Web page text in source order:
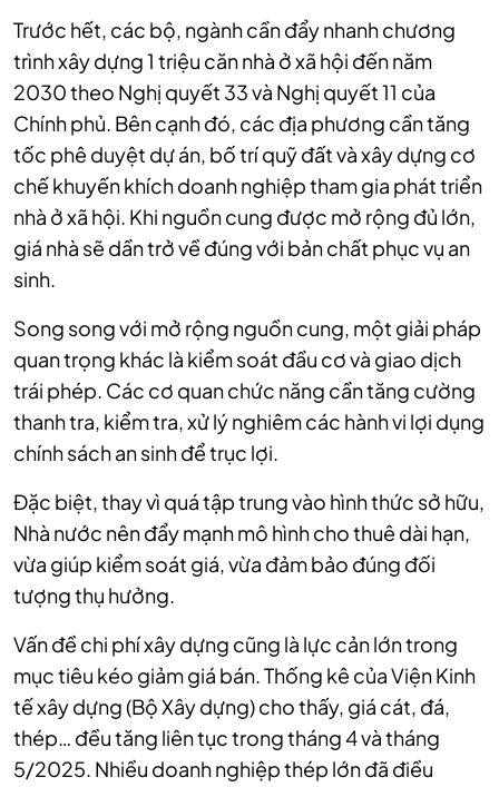
Trước hết, các bộ, ngành cần đẩy nhanh chương
trình xây dựng 1 triệu căn nhà ở xã hội đến năm
2030 theo Nghị quyết 33 và Nghị quyết 11 của
Chính phủ. Bên cạnh đó, các địa phương cần tăng
tốc phê duyệt dự án, bố trí quỹ đất và xây dựng cơ
chế khuyến khích doanh nghiệp tham gia phát triển
nhà ở xã hội. Khi nguồn cung được mở rộng đủ lớn,
giá nhà sẽ dần trở về đúng với bản chất phục vụ an
sinh.
Song song với mở rộng nguồn cung, một giải pháp
quan trọng khác là kiểm soát đầu cơ và giao dịch
trái phép. Các cơ quan chức năng cần tăng cường
thanh tra, kiểm tra, xử lý nghiêm các hành vi lợi dụng
chính sách an sinh để trục lợi.
Đặc biệt, thay vì quá tập trung vào hình thức sở hữu,
Nhà nước nên đẩy mạnh mô hình cho thuê dài hạn,
vừa giúp kiểm soát giá, vừa đảm bảo đúng đối
tượng thụ hưởng.
Vấn đề chi phí xây dựng cũng là lực cản lớn trong
mục tiêu kéo giảm giá bán. Thống kê của Viện Kinh
tế xây dựng (Bộ Xây dựng) cho thấy, giá cát, đá,
thép… đều tăng liên tục trong tháng 4 và tháng
5/2025. Nhiều doanh nghiệp thép lớn đã điều